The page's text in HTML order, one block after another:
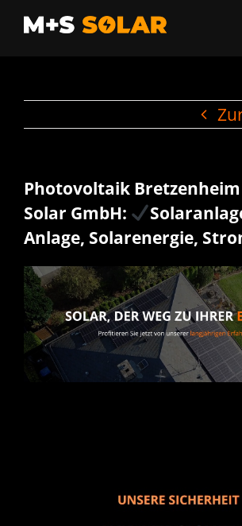
Zum
Inhalt
Photovoltaik Bretzenheim
Solar GmbH:
Anlage, Solarenergie,